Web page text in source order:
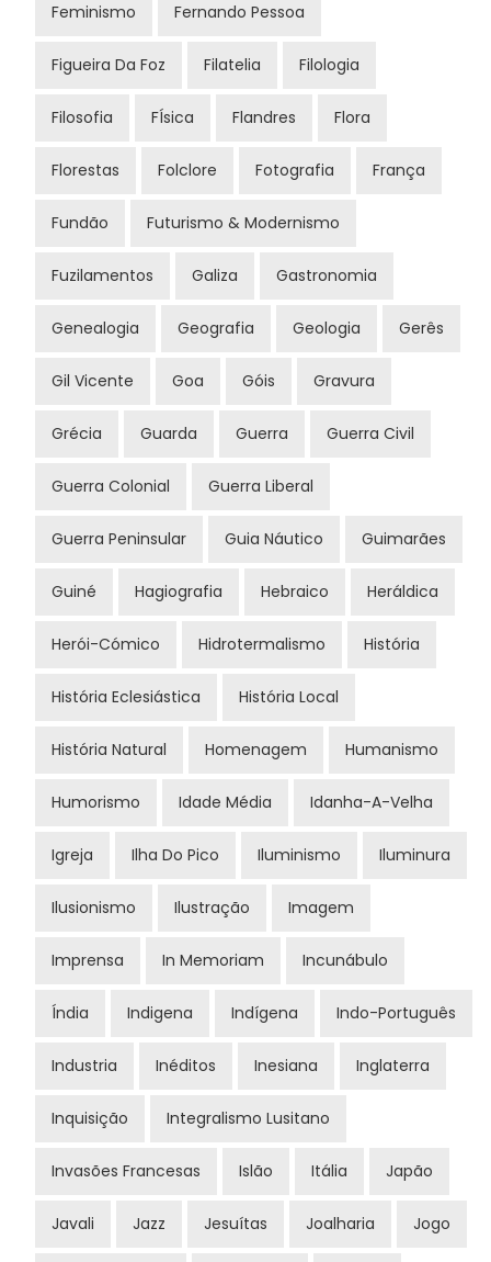
Feminismo Fernando Pessoa
Figueira Da Foz Filatelia Filologia
Filosofia FÍsica Flandres Flora
Florestas Folclore Fotografia França
Fundão Futurismo & Modernismo
Fuzilamentos Galiza Gastronomia
Genealogia Geografia Geologia Gerês
Gil Vicente Goa Góis Gravura
Grécia Guarda Guerra Guerra Civil
Guerra Colonial Guerra Liberal
Guerra Peninsular Guia Náutico Guimarães
Guiné Hagiografia Hebraico Heráldica
Herói-Cómico Hidrotermalismo História
História Eclesiástica História Local
História Natural Homenagem Humanismo
Humorismo Idade Média Idanha-A-Velha
Igreja Ilha Do Pico Iluminismo Iluminura
Ilusionismo Ilustração Imagem
Imprensa In Memoriam Incunábulo
Índia Indigena Indígena Indo-Português
Industria Inéditos Inesiana Inglaterra
Inquisição Integralismo Lusitano
Invasões Francesas Islão Itália Japão
Javali Jazz Jesuítas Joalharia Jogo